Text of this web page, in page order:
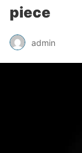
piece
admin